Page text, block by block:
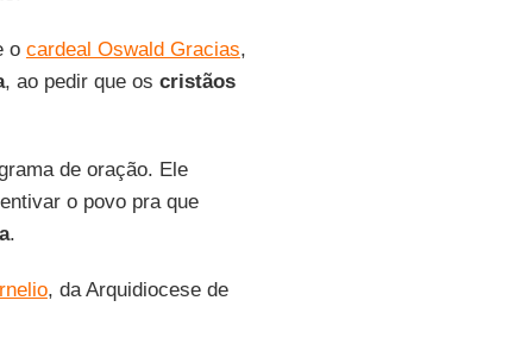
o cardeal Oswald Gracias,
, ao pedir que os cristãos
de oração. Ele
o povo pra que
.
, da Arquidiocese de